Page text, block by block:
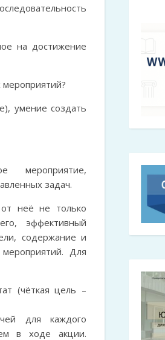
на достижение
умение создать
задач.
неё не только
эффективный
содержание и
Для
(чёткая цель –
для каждого
в ходе акции.